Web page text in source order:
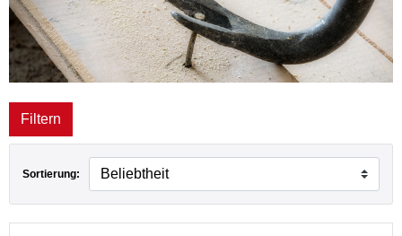
Filtern
Sortierung: